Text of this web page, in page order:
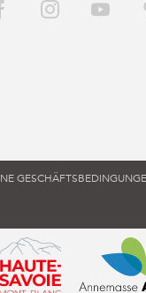
fenêtre)
(s'ouvre dans
dans une